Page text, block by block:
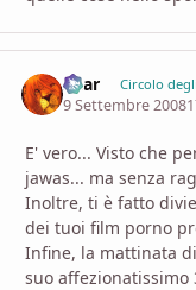
Shar Circolo
9 Settembre 2008
E' vero... Visto che
jawas... ma senza
Inoltre, ti è fatto
dei tuoi film porno
Infine, la mattinata
suo affezionatissimo